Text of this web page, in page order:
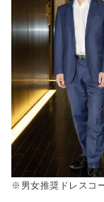
※男女推奨ドレスコ